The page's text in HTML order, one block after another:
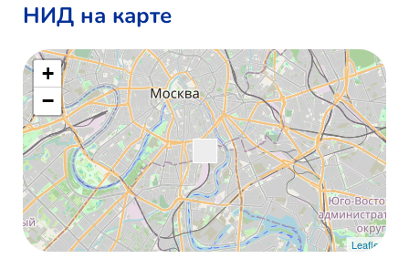
НИД на карте
+
−
Leaflet